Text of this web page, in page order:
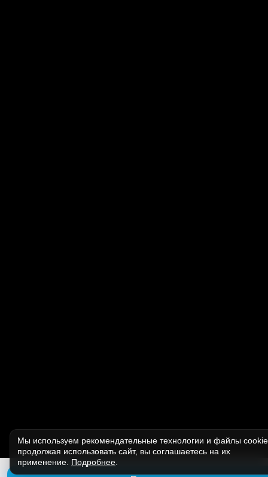
Мы используем рекомендательные технологии и файлы
продолжая использовать сайт, вы соглашаетесь на их
применение. Подробнее.